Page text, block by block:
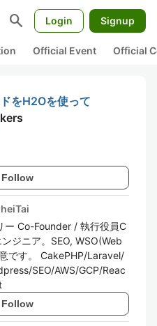
search Login Signup
Official Event Official
をH2Oを使って
Follow
ー Co-Founder / 執行役員C
ジニア。SEO, WSO(Web
です。 CakePHP/Laravel/
SEO/AWS/GCP/Reac
Follow